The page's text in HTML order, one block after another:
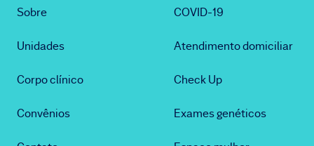
Sobre
Unidades
Corpo clínico
Convênios
COVID-19
Atendimento domiciliar
Check Up
Exames genéticos